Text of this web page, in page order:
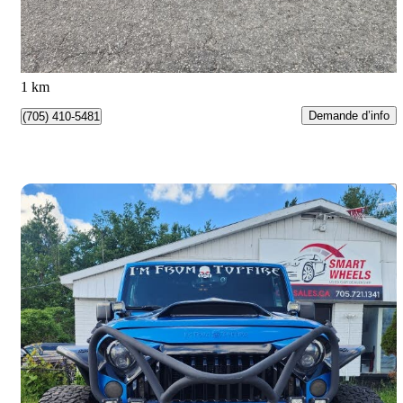
332 $/mois env.
Barrie, ON
1 km
(705) 410-5481 Demande d’info